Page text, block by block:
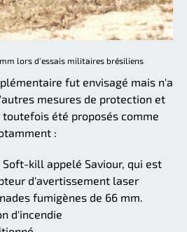
lors d'essais militaires brésiliens
fut envisagé mais n'a
mesures de protection et
été proposés comme
:
Soft-kill appelé Saviour, qui est
d'avertissement laser
fumigènes de 66 mm.
d'incendie